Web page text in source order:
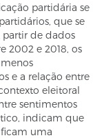
partidária se
que se
partir de dados
2002 e 2018, os
e a relação entre
eleitoral
sentimentos
indicam que
uma